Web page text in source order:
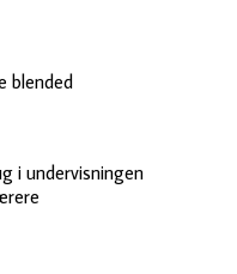
blended
i undervisningen